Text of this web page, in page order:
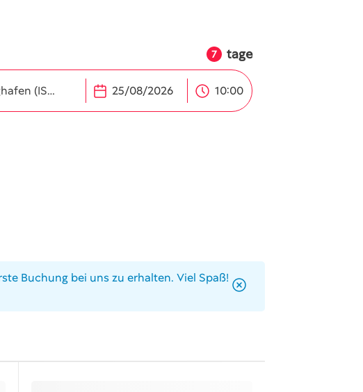
7 tage
Istanbul Flughafen (IST) 10:00
Buchung bei uns zu erhalten. Viel Spaß!